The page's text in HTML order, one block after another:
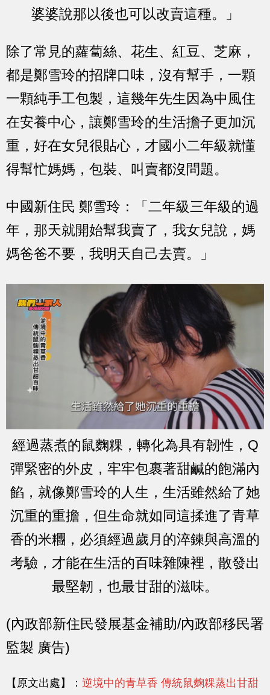
婆婆說那以後也可以改賣這種。」
除了常見的蘿蔔絲、花生、紅豆、芝麻，
都是鄭雪玲的招牌口味，沒有幫手，一顆
一顆純手工包製，這幾年先生因為中風住
在安養中心，讓鄭雪玲的生活擔子更加沉
重，好在女兒很貼心，才國小二年級就懂
得幫忙媽媽，包裝、叫賣都沒問題。
中國新住民 鄭雪玲：「二年級三年級的過
年，那天就開始幫我賣了，我女兒說，媽
媽爸爸不要，我明天自己去賣。」
經過蒸煮的鼠麴粿，轉化為具有韌性，Q
彈緊密的外皮，牢牢包裹著甜鹹的飽滿內
餡，就像鄭雪玲的人生，生活雖然給了她
沉重的重擔，但生命就如同這揉進了青草
香的米糰，必須經過歲月的淬鍊與高溫的
考驗，才能在生活的百味雜陳裡，散發出
最堅韌，也最甘甜的滋味。
(內政部新住民發展基金補助/內政部移民署
監製 廣告)
【原文出處】： 逆境中的青草香 傳統鼠麴粿蒸出甘甜